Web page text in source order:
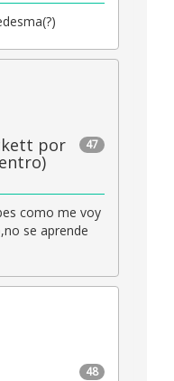
47
por
como me voy
se aprende
48